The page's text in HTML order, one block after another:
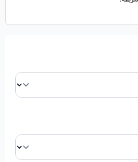
أمامية